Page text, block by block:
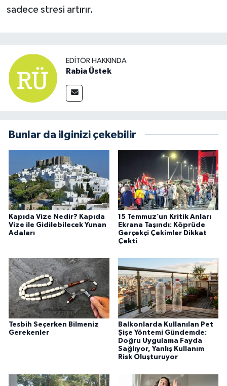
sadece stresi artırır.
EDITÖR HAKKINDA
Rabia Üstek
Bunlar da ilginizi çekebilir
Kapıda Vize Nedir? Kapıda
Vize ile Gidilebilecek Yunan
Adaları
15 Temmuz’un Kritik Anları
Ekrana Taşındı: Köprüde
Gerçekçi Çekimler Dikkat
Çekti
Tesbih Seçerken Bilmeniz
Gerekenler
Balkonlarda Kullanılan Pet
Şişe Yöntemi Gündemde:
Doğru Uygulama Fayda
Sağlıyor, Yanlış Kullanım
Risk Oluşturuyor